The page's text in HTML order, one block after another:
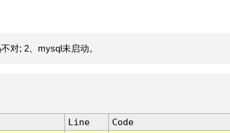
对; 2、mysql未启动。
Line
Code